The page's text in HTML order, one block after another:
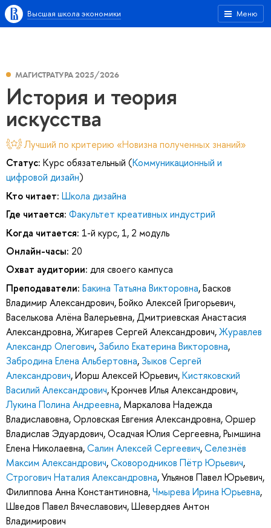
Меню
Высшая школа экономики
МАГИСТРАТУРА 2025/2026
История и теория
искусства
Лучший по критерию «Новизна полученных знаний»
Статус: Курс обязательный (Коммуникационный и
цифровой дизайн)
Кто читает: Школа дизайна
Где читается: Факультет креативных индустрий
Когда читается: 1-й курс, 1, 2 модуль
Онлайн-часы: 20
Охват аудитории: для своего кампуса
Преподаватели: Бакина Татьяна Викторовна,Басков
Владимир Александрович,Бойко Алексей Григорьевич,
Васелькова Алёна Валерьевна,Дмитриевская Анастасия
Александровна,Жигарев Сергей Александрович,Журавлев
Александр Олегович, Забило Екатерина Викторовна,
Забродина Елена Альбертовна, Зыков Сергей
Александрович,Иорш Алексей Юрьевич,Кистяковский
Василий Александрович,Крончев Илья Александрович,
Лукина Полина Андреевна, Маркалова Надежда
Владиславовна,Орловская Евгения Александровна,Оршер
Владислав Эдуардович,Осадчая Юлия Сергеевна,Рымшина
Елена Николаевна,Салин Алексей Сергеевич,Селезнёв
Максим Александрович,Сковородников Пётр Юрьевич,
Строгович Наталия Александровна,Ульянов Павел Юрьевич,
Филиппова Анна Константиновна,Чмырева Ирина Юрьевна,
Шведов Павел Вячеславович,Шевердяев Антон
Владимирович